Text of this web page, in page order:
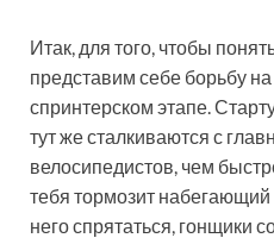
Итак, для того, чтобы
представим себе борьбу
спринтерском этапе.
тут же сталкиваются с
велосипедистов, чем
тебя тормозит набегающий
него спрятаться, гонщики